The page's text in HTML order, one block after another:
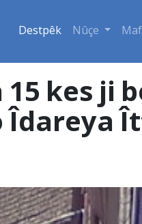
Destpêk Nûçe
15 kes ji
Îdareya